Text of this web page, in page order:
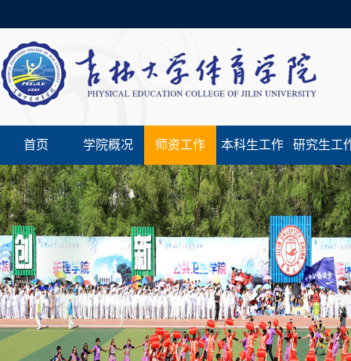
首页 学院概况 师资工作 本科生工作 研究生工